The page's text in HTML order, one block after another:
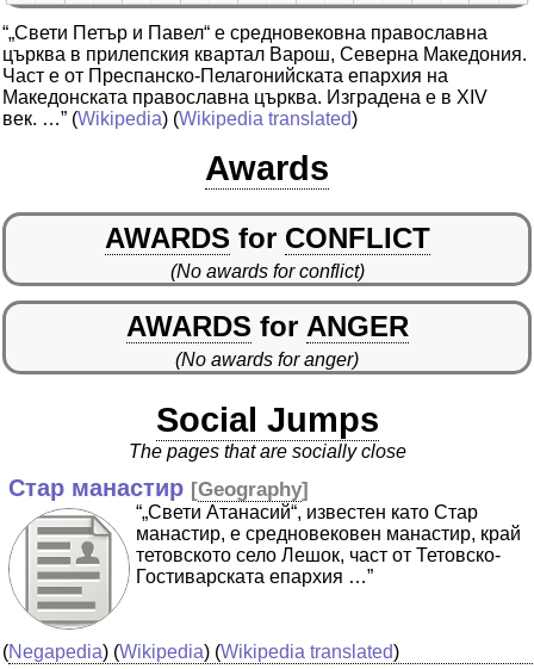
“„Свети Петър и Павел“ е средновековна православна
църква в прилепския квартал Варош, Северна Македония.
Част е от Преспанско-Пелагонийската епархия на
Македонската православна църква. Изградена е в XIV
век. …” (Wikipedia) (Wikipedia translated)
Awards
AWARDS for CONFLICT
(No awards for conflict)
AWARDS for ANGER
(No awards for anger)
Social Jumps
The pages that are socially close
Стар манастир [Geography]
“„Свети Атанасий“, известен като Стар
манастир, е средновековен манастир, край
тетовското село Лешок, част от Тетовско-
Гостиварската епархия …”
(Negapedia) (Wikipedia) (Wikipedia translated)